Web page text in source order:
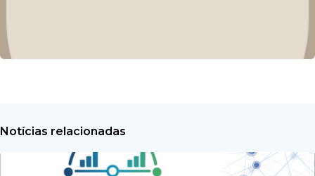
Notícias relacionadas